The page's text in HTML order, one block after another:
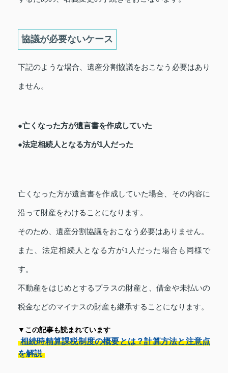
協議が必要ないケース
下記のような場合、遺産分割協議をおこなう必要はあり
ません。
●亡くなった方が遺言書を作成していた
●法定相続人となる方が1人だった
亡くなった方が遺言書を作成していた場合、その内容に
沿って財産をわけることになります。
そのため、遺産分割協議をおこなう必要はありません。
また、法定相続人となる方が1人だった場合も同様で
す。
不動産をはじめとするプラスの財産と、借金や未払いの
税金などのマイナスの財産も継承することになります。
▼この記事も読まれています
相続時精算課税制度の概要とは？計算方法と注意点
を解説